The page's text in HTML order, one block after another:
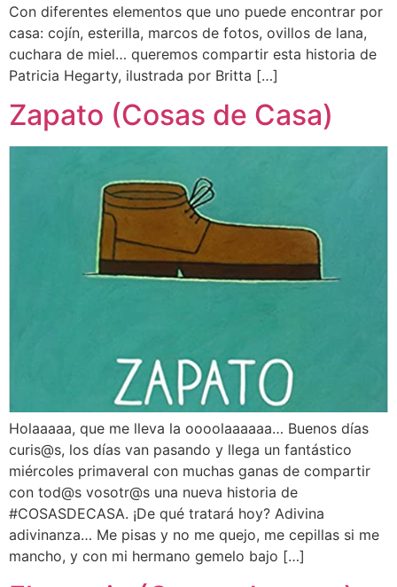
Con diferentes elementos que uno puede encontrar por
casa: cojín, esterilla, marcos de fotos, ovillos de lana,
cuchara de miel… queremos compartir esta historia de
Patricia Hegarty, ilustrada por Britta […]
Zapato (Cosas de Casa)
Holaaaaa, que me lleva la oooolaaaaaa… Buenos días
curis@s, los días van pasando y llega un fantástico
miércoles primaveral con muchas ganas de compartir
con tod@s vosotr@s una nueva historia de
#COSASDECASA. ¡De qué tratará hoy? Adivina
adivinanza… Me pisas y no me quejo, me cepillas si me
mancho, y con mi hermano gemelo bajo […]